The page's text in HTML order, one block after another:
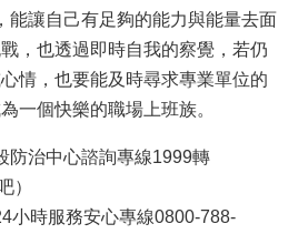
能讓自己有足夠的能力與能量去面
，也透過即時自我的察覺，若仍
情，也要能及時尋求專業單位的
一個快樂的職場上班族。
防治中心諮詢專線1999轉
）
小時服務安心專線0800-788-